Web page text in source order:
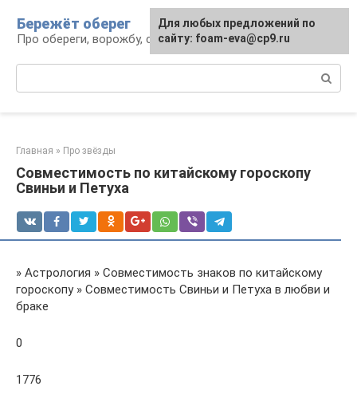
контенту
Бережёт оберег
Про обереги, ворожбу, сны и гадания
Главная » Про звёзды
Совместимость по китайскому гороскопу
Свиньи и Петуха
» Астрология » Совместимость знаков по китайскому
гороскопу » Совместимость Свиньи и Петуха в любви и
браке
0
1776
Для любых предложений по
сайту: foam-eva@cp9.ru